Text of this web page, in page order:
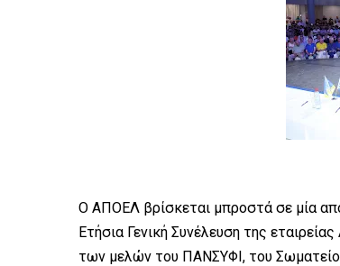
Ο ΑΠΟΕΛ βρίσκεται μπροστά σε μία
Ετήσια Γενική Συνέλευση της
των μελών του ΠΑΝΣΥΦΙ, του